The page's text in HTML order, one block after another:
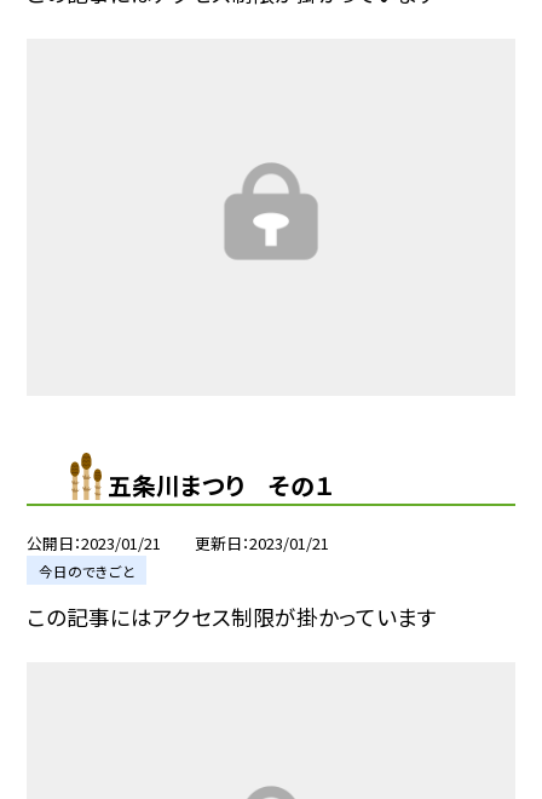
五条川まつり その１
公開日 2023/01/21 更新日 2023/01/21
今日のできごと
この記事にはアクセス制限が掛かっています